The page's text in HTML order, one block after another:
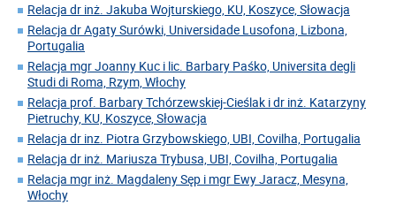
Relacja dr inż. Jakuba Wojturskiego, KU, Koszyce, Słowacja
Relacja dr Agaty Surówki, Universidade Lusofona, Lizbona,
Portugalia
Relacja mgr Joanny Kuc i lic. Barbary Paśko, Universita degli
Studi di Roma, Rzym, Włochy
Relacja prof. Barbary Tchórzewskiej-Cieślak i dr inż. Katarzyny
Pietruchy, KU, Koszyce, Słowacja
Relacja dr inz. Piotra Grzybowskiego, UBI, Covilha, Portugalia
Relacja dr inż. Mariusza Trybusa, UBI, Covilha, Portugalia
Relacja mgr inż. Magdaleny Sęp i mgr Ewy Jaracz, Mesyna,
Włochy